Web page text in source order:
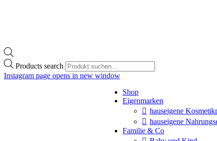
Products search
Instagram page opens in new window
Shop
Eigenmarken
hauseigene
hauseigene
Familie & Co